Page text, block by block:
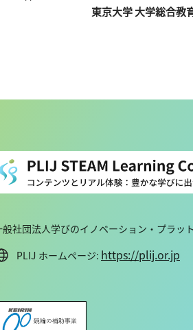
東京大学 大学総合教
般社団法人学びのイノベーション・プラッ
PLIJ ホームページ: https://plij.or.jp